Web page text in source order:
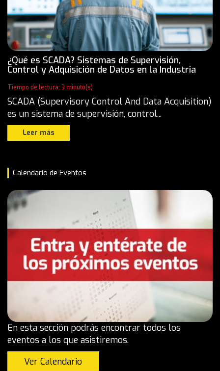
¿Qué es SCADA? Sistemas de Supervisión,
Control y Adquisición de Datos en la Industria
Tiempo de lectura: 3 minuto(s)
SCADA (Supervisory Control And Data Acquisition)
es un sistema de supervisión, control...
Leer más
Calendario de Eventos
En esta sección podrás encontrar todos los
eventos a los que asistiremos.
Ver Calendario